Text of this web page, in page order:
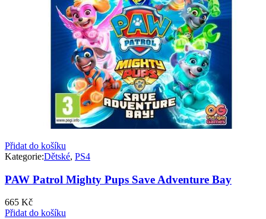
Přidat do košíku
Kategorie:Dětské, PS4
PAW Patrol Mighty Pups Save Adventure Bay
665 Kč
Přidat do košíku